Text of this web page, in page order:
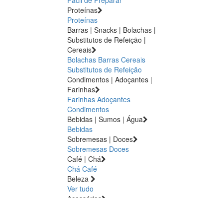
Proteínas
Proteínas
Barras | Snacks | Bolachas |
Substitutos de Refeição |
Cereais
Bolachas Barras Cereais
Substitutos de Refeição
Condimentos | Adoçantes |
Farinhas
Farinhas Adoçantes
Condimentos
Bebidas | Sumos | Água
Bebidas
Sobremesas | Doces
Sobremesas Doces
Café | Chá
Chá Café
Beleza
Ver tudo